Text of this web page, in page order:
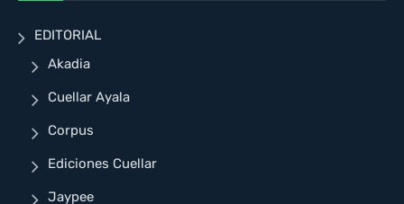
EDITORIAL
Akadia
Cuellar Ayala
Corpus
Ediciones Cuellar
Jaypee